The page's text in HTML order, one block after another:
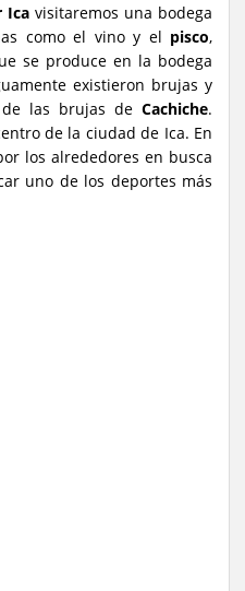
Ica visitaremos una bodega
como el vino y el pisco,
se produce en la bodega
existieron brujas y
de las brujas deCachiche.
de la ciudad de Ica. En
los alrededores en busca
uno de los deportes más